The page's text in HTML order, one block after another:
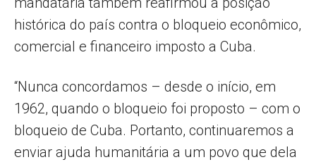
histórica do país contra o bloqueio econômico,
comercial e financeiro imposto a Cuba.
“Nunca concordamos – desde o início, em
1962, quando o bloqueio foi proposto – com o
bloqueio de Cuba. Portanto, continuaremos a
enviar ajuda humanitária a um povo que dela